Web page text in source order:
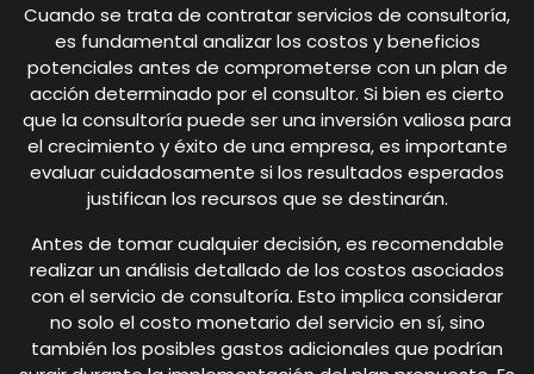
Cuando se trata de contratar servicios de consultoría,
es fundamental analizar los costos y beneficios
potenciales antes de comprometerse con un plan de
acción determinado por el consultor. Si bien es cierto
que la consultoría puede ser una inversión valiosa para
el crecimiento y éxito de una empresa, es importante
evaluar cuidadosamente si los resultados esperados
justifican los recursos que se destinarán.
Antes de tomar cualquier decisión, es recomendable
realizar un análisis detallado de los costos asociados
con el servicio de consultoría. Esto implica considerar
no solo el costo monetario del servicio en sí, sino
también los posibles gastos adicionales que podrían